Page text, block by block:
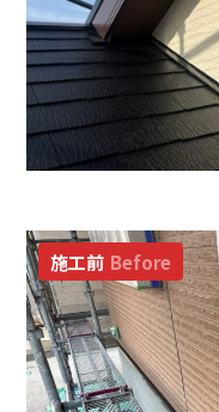
施工前 Before